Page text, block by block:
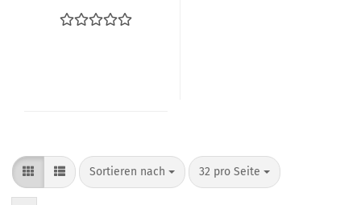
Sortieren nach
Sortieren nach 32 pro Seite
pro Seite